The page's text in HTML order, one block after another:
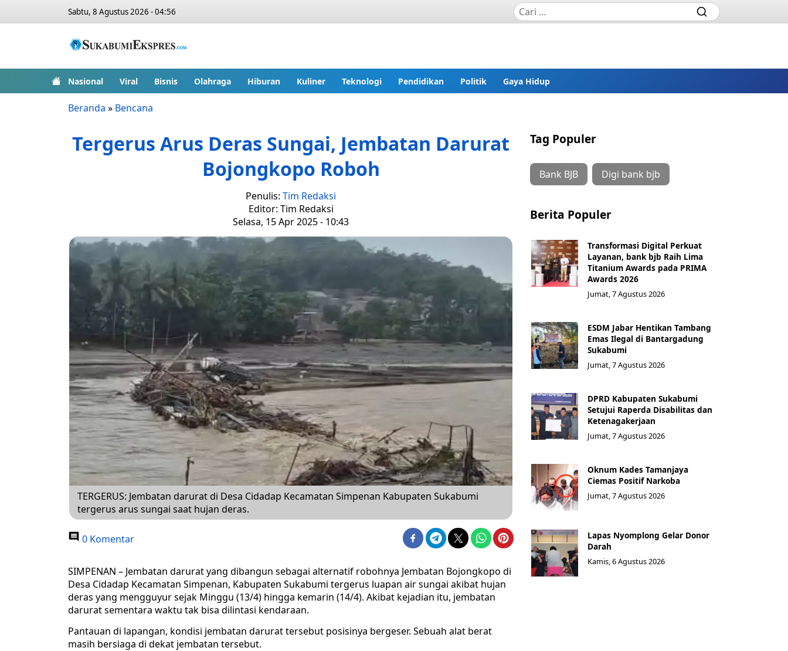
Sabtu, 8 Agustus 2026 - 04:56
Nasional Viral Bisnis Olahraga Hiburan Kuliner Teknologi Pendidikan Politik Gaya Hidup
Beranda » Bencana
Tergerus Arus Deras Sungai, Jembatan Darurat
Bojongkopo Roboh
Penulis: Tim Redaksi
Editor: Tim Redaksi
Selasa, 15 Apr 2025 - 10:43
TERGERUS: Jembatan darurat di Desa Cidadap Kecamatan Simpenan Kabupaten Sukabumi
tergerus arus sungai saat hujan deras.
0 Komentar
SIMPENAN – Jembatan darurat yang dibangun sebagai alternatif robohnya Jembatan Bojongkopo di
Desa Cidadap Kecamatan Simpenan, Kabupaten Sukabumi tergerus luapan air sungai akibat hujan
deras yang mengguyur sejak Minggu (13/4) hingga kemarin (14/4). Akibat kejadian itu, jembatan
darurat sementara waktu tak bisa dilintasi kendaraan.
Pantauan di lapangan, kondisi jembatan darurat tersebut posisinya bergeser. Sebuah alat berat
masih bersiaga di dekat jembatan tersebut.
Tag Populer
Bank BJB Digi bank bjb
Berita Populer
Transformasi Digital Perkuat
Layanan, bank bjb Raih Lima
Titanium Awards pada PRIMA
Awards 2026
Jumat, 7 Agustus 2026
ESDM Jabar Hentikan Tambang
Emas Ilegal di Bantargadung
Sukabumi
Jumat, 7 Agustus 2026
DPRD Kabupaten Sukabumi
Setujui Raperda Disabilitas dan
Ketenagakerjaan
Jumat, 7 Agustus 2026
Oknum Kades Tamanjaya
Ciemas Positif Narkoba
Jumat, 7 Agustus 2026
Lapas Nyomplong Gelar Donor
Darah
Kamis, 6 Agustus 2026